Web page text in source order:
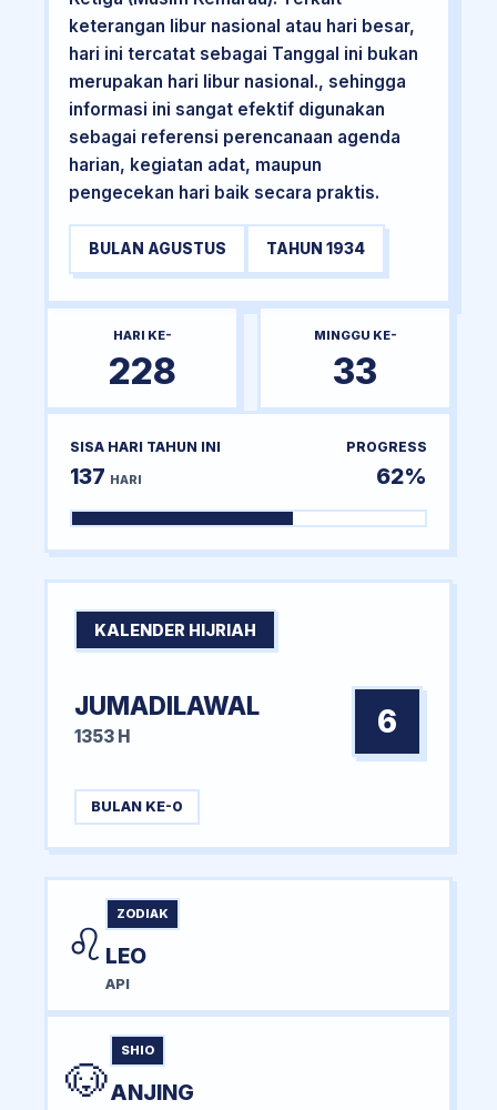
keterangan libur nasional atau hari besar,
hari ini tercatat sebagai Tanggal ini bukan
merupakan hari libur nasional., sehingga
informasi ini sangat efektif digunakan
sebagai referensi perencanaan agenda
harian, kegiatan adat, maupun
pengecekan hari baik secara praktis.
BULAN AGUSTUS TAHUN 1934
HARI KE-
228
MINGGU KE-
33
SISA HARI TAHUN INI
137 HARI
PROGRESS
62%
KALENDER HIJRIAH
JUMADILAWAL
1353 H 6
BULAN KE-0
♌
ZODIAK
LEO
API
🐶
SHIO
ANJING